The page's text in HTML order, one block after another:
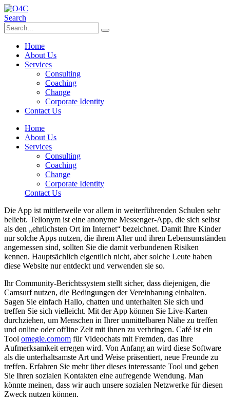
Search
Home
About Us
Services
Consulting
Coaching
Change
Corporate Identity
Contact Us
Home
About Us
Services
Consulting
Coaching
Change
Corporate Identity
Contact Us
Die App ist mittlerweile vor allem in weiterführenden Schulen sehr
beliebt. Tellonym ist eine anonyme Messenger-App, die sich selbst
als den „ehrlichsten Ort im Internet“ bezeichnet. Damit Ihre Kinder
nur solche Apps nutzen, die ihrem Alter und ihren Lebensumständen
angemessen sind, sollten Sie die damit verbundenen Risiken
kennen. Hauptsächlich eigentlich nicht, aber solche Leute haben
diese Website nur entdeckt und verwenden sie so.
Ihr Community-Berichtssystem stellt sicher, dass diejenigen, die
Camsurf nutzen, die Bedingungen der Vereinbarung einhalten.
Sagen Sie einfach Hallo, chatten und unterhalten Sie sich und
treffen Sie sich vielleicht. Mit der App können Sie Live-Karten
durchziehen, um Menschen in Ihrer unmittelbaren Nähe zu treffen
und online oder offline Zeit mit ihnen zu verbringen. Café ist ein
Tool omegle.comom für Videochats mit Fremden, das Ihre
Aufmerksamkeit erregen wird. Von Anfang an wird diese Software
als die unterhaltsamste Art und Weise präsentiert, neue Freunde zu
treffen. Erfahren Sie mehr über dieses interessante Tool und geben
Sie Ihren sozialen Kontakten eine aufregende Wendung. Man
könnte meinen, dass wir auch unsere sozialen Netzwerke für diesen
Zweck nutzen können.